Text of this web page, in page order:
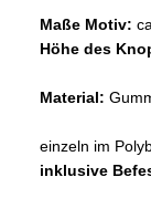
Maße Motiv:
Höhe des
Material:
einzeln im
inklusive